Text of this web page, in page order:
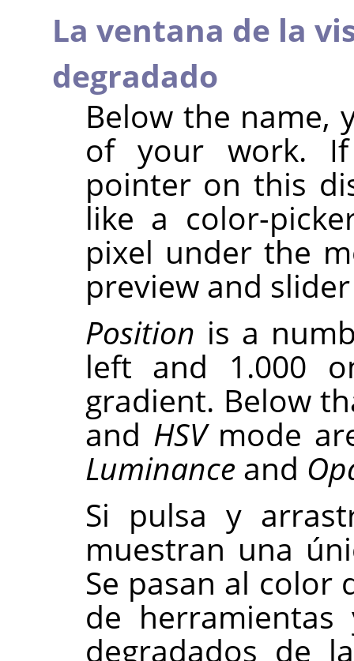
La ventana de la
degradado
Below the name,
of your work.
pointer on this
like a color-
pixel under the
preview and
Position is a
left and 1.000
gradient. Below
and HSVmode
Luminance and
Si pulsa y
muestran una
Se pasan al color
de
degradados de